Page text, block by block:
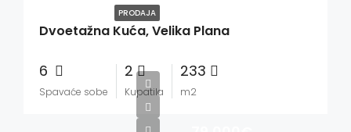
PRODAJA
Dvoetažna Kuća, Velika Plana
6
Spavaće sobe
2
Kupatila
233
m2